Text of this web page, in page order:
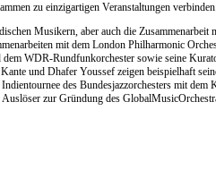
zu einzigartigen Veranstaltungen
Musikern, aber auch die
mit dem London Philharmonic
WDR-Rundfunkorchester sowie seine
und Dhafer Youssef zeigen beispielhaft
des Bundesjazzorchesters mit dem
zur Gründung des